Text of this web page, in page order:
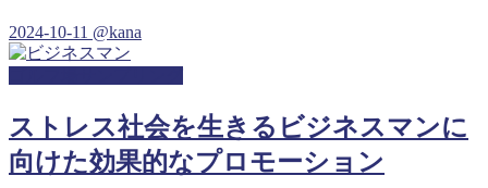
2024-10-11 @kana
ストレス社会を生きるビジネスマンに
向けた効果的なプロモーション